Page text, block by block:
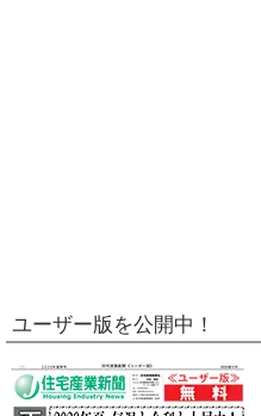
ユーザー版を公開中！